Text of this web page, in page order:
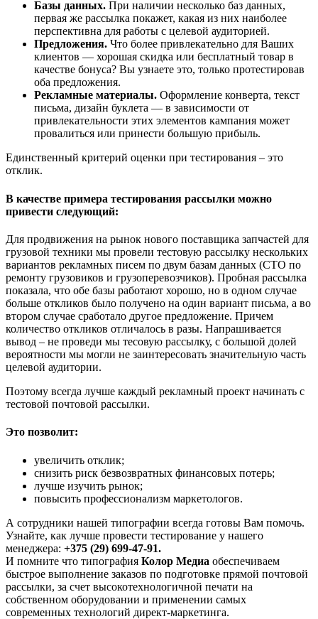
Базы данных. При наличии несколько баз данных,
первая же рассылка покажет, какая из них наиболее
перспективна для работы с целевой аудиторией.
Предложения. Что более привлекательно для Ваших
клиентов — хорошая скидка или бесплатный товар в
качестве бонуса? Вы узнаете это, только протестировав
оба предложения.
Рекламные материалы. Оформление конверта, текст
письма, дизайн буклета — в зависимости от
привлекательности этих элементов кампания может
провалиться или принести большую прибыль.
Единственный критерий оценки при тестирования – это
отклик.
В качестве примера тестирования рассылки можно
привести следующий:
Для продвижения на рынок нового поставщика запчастей для
грузовой техники мы провели тестовую рассылку нескольких
вариантов рекламных писем по двум базам данных (СТО по
ремонту грузовиков и грузоперевозчиков). Пробная рассылка
показала, что обе базы работают хорошо, но в одном случае
больше откликов было получено на один вариант письма, а во
втором случае сработало другое предложение. Причем
количество откликов отличалось в разы. Напрашивается
вывод – не проведи мы тесовую рассылку, с большой долей
вероятности мы могли не заинтересовать значительную часть
целевой аудитории.
Поэтому всегда лучше каждый рекламный проект начинать с
тестовой почтовой рассылки.
Это позволит:
увеличить отклик;
снизить риск безвозвратных финансовых потерь;
лучше изучить рынок;
повысить профессионализм маркетологов.
А сотрудники нашей типографии всегда готовы Вам помочь.
Узнайте, как лучше провести тестирование у нашего
менеджера: +375 (29) 699-47-91.
И помните что типография Колор Медиа обеспечиваем
быстрое выполнение заказов по подготовке прямой почтовой
рассылки, за счет высокотехнологичной печати на
собственном оборудовании и применении самых
современных технологий директ-маркетинга.